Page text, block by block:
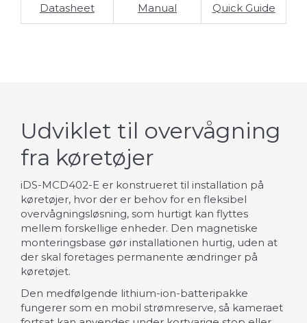
Datasheet Manual Quick Guide
Udviklet til overvågning
fra køretøjer
iDS-MCD402-E er konstrueret til installation på
køretøjer, hvor der er behov for en fleksibel
overvågningsløsning, som hurtigt kan flyttes
mellem forskellige enheder. Den magnetiske
monteringsbase gør installationen hurtig, uden at
der skal foretages permanente ændringer på
køretøjet.
Den medfølgende lithium-ion-batteripakke
fungerer som en mobil strømreserve, så kameraet